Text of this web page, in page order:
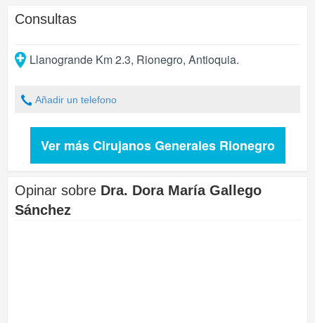
Consultas
Llanogrande Km 2.3, Rionegro, Antioquia.
Añadir un telefono
Ver más Cirujanos Generales Rionegro
Opinar sobre Dra. Dora María Gallego
Sánchez